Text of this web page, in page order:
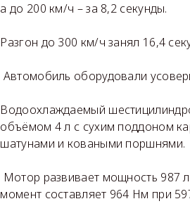
а до 200 км/ч – за 8,2 секунды.
Разгон до 300 км/ч занял 16,4
Автомобиль оборудовали
Водоохлаждаемый
объёмом 4 л с сухим поддоном
шатунами и коваными поршнями.
Мотор развивает мощность 987
момент составляет 964 Нм при